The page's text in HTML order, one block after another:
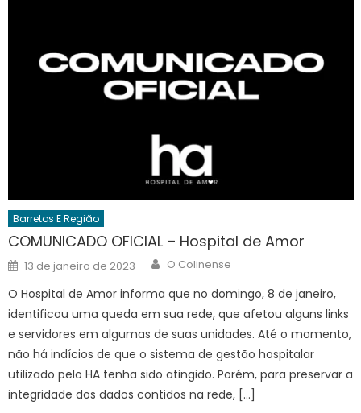
Barretos E Região
COMUNICADO OFICIAL – Hospital de Amor
Posted
on
13 de janeiro de 2023 Author
O Colinense
O Hospital de Amor informa que no domingo, 8 de janeiro,
identificou uma queda em sua rede, que afetou alguns links
e servidores em algumas de suas unidades. Até o momento,
não há indícios de que o sistema de gestão hospitalar
utilizado pelo HA tenha sido atingido. Porém, para preservar a
integridade dos dados contidos na rede, […]